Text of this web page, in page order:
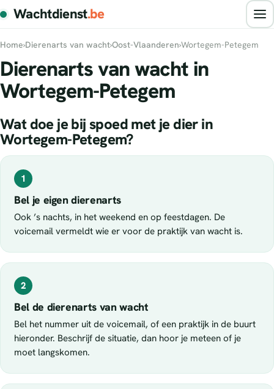
Wachtdienst.be
Home›Dierenarts van wacht›Oost-Vlaanderen›Wortegem-Petegem
Dierenarts van wacht in
Wortegem-Petegem
Wat doe je bij spoed met je dier in
Wortegem-Petegem?
1
Bel je eigen dierenarts
Ook ’s nachts, in het weekend en op feestdagen. De
voicemail vermeldt wie er voor de praktijk van wacht is.
2
Bel de dierenarts van wacht
Bel het nummer uit de voicemail, of een praktijk in de buurt
hieronder. Beschrijf de situatie, dan hoor je meteen of je
moet langskomen.